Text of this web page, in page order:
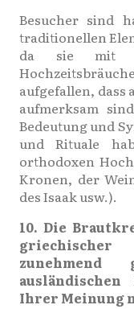
Besucher sind
traditionellen
da sie mit
aufgefallen, dass
aufmerksam
Bedeutung und
und Rituale
orthodoxen
Kronen, der
des Isaak usw.).
10. Die
Ihrer Meinung